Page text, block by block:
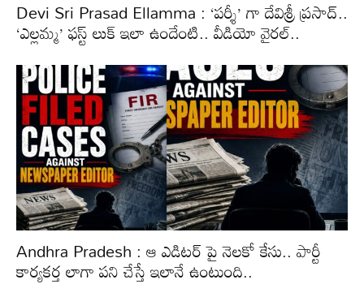
Devi Sri Prasad Ellamma : ‘పర్శీ’ గా దేవిశ్రీ ప్రసాద్..
‘ఎల్లమ్మ’ ఫస్ట్ లుక్ ఇలా ఉందేంటి.. వీడియో వైరల్..
Andhra Pradesh : ఆ ఎడిటర్ పై నెలకో కేసు.. పార్టీ
కార్యకర్త లాగా పని చేస్తే ఇలానే ఉంటుంది..